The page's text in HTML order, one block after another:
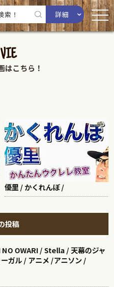
詳細
はこちら！
優里 / かくれんぼ /
投稿
NO OWARI / Stella / 天幕のジャ
ガル / アニメ /アニソン /